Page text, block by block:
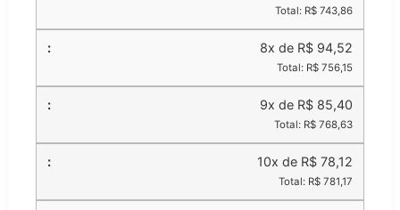
Total: R$ 743,86
8x de R$ 94,52
Total: R$ 756,15
9x de R$ 85,40
Total: R$ 768,63
10x de R$ 78,12
Total: R$ 781,17